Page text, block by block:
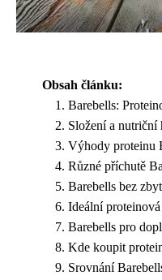
Obsah článku:
Barebells:
Složení a nutriční
Výhody proteinu
Různé příchutě
Barebells bez
Ideální
Barebells pro
Kde koupit
Srovnání